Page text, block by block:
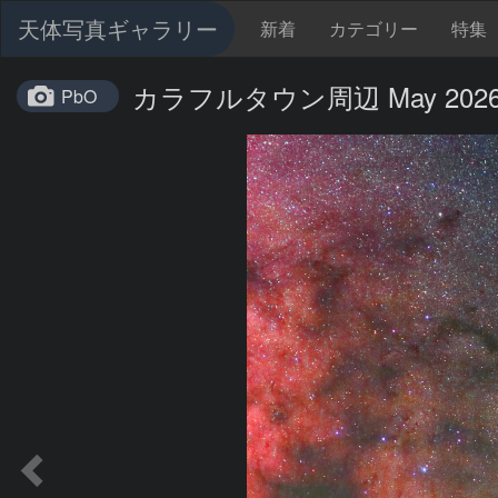
天体写真ギャラリー 新着 カテゴリー 特集
PbO カラフルタウン周辺 May